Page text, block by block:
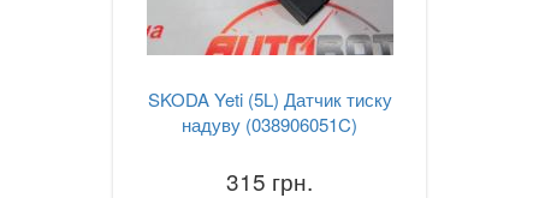
SKODA Yeti (5L) Датчик тиску
надуву (038906051C)
315 грн.